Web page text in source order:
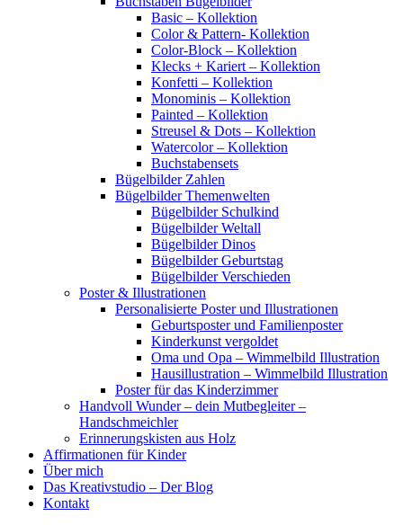
Basic – Kollektion
Color & Pattern- Kollektion
Color-Block – Kollektion
Klecks + Kariert – Kollektion
Konfetti – Kollektion
Monominis – Kollektion
Painted – Kollektion
Streusel & Dots – Kollektion
Watercolor – Kollektion
Buchstabensets
Bügelbilder Zahlen
Bügelbilder Themenwelten
Bügelbilder Schulkind
Bügelbilder Weltall
Bügelbilder Dinos
Bügelbilder Geburtstag
Bügelbilder Verschieden
Poster & Illustrationen
Personalisierte Poster und Illustrationen
Geburtsposter und Familienposter
Kinderkunst vergoldet
Oma und Opa – Wimmelbild Illustration
Hausillustration – Wimmelbild Illustration
Poster für das Kinderzimmer
Handvoll Wunder – dein Mutbegleiter –
Handschmeichler
Erinnerungskisten aus Holz
Affirmationen für Kinder
Über mich
Das Kreativstudio – Der Blog
Kontakt